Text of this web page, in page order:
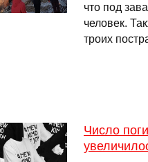
что под
человек.
троих
Число